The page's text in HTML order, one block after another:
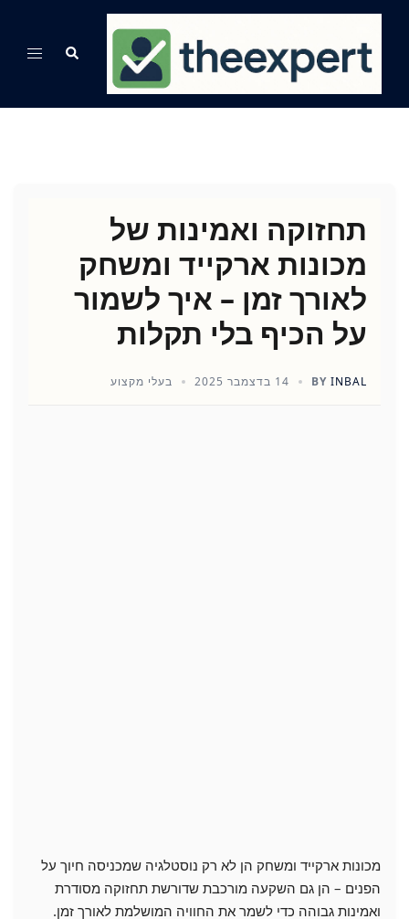
content
Search
Toggle
תחזוקה ואמינות של
מכונות ארקייד ומשחק
לאורך זמן – איך לשמור
על הכיף בלי תקלות
BY INBAL 14 בדצמבר 2025 בעלי מקצוע
מכונות ארקייד ומשחק הן לא רק נוסטלגיה שמכניסה חיוך על
הפנים – הן גם השקעה מורכבת שדורשת תחזוקה מסודרת
ואמינות גבוהה כדי לשמר את החוויה המושלמת לאורך זמן.